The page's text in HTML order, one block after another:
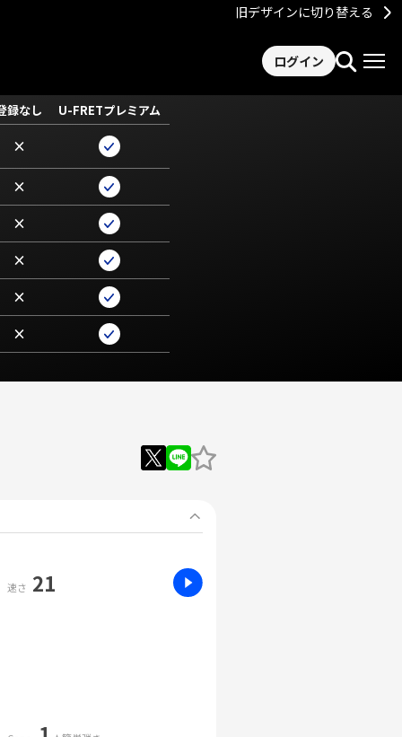
旧デザインに切り替える
ログイン
録なし U-FRETプレミアム
×
×
×
×
×
×
速さ 21